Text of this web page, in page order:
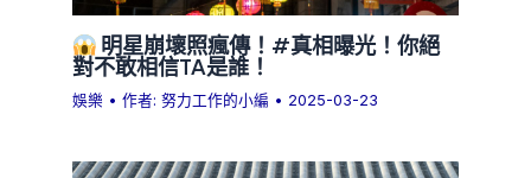
明星崩壞照瘋傳！#真相曝光！你絕
對不敢相信TA是誰！
娛樂 • 作者:努力工作的小編 • 2025-03-23